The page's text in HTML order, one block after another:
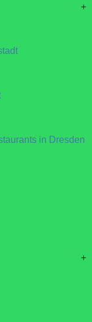
+
in Dresden
+